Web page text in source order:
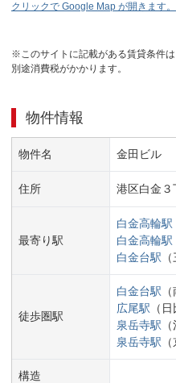
クリックで Google Map が開きます。
※このサイトに記載がある賃貸条件
別途消費税がかかります。
物件情報
物件名 金田ビル
住所 港区白金３
最寄り駅
白金高輪駅
白金高輪駅
白金台駅 （
徒歩圏駅
白金台駅 （
広尾駅 （ 日
泉岳寺駅 （
泉岳寺駅 （
構造